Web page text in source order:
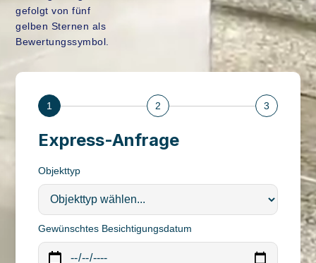
1 2 3
Express-Anfrage
Objekttyp
Gewünschtes Besichtigungsdatum